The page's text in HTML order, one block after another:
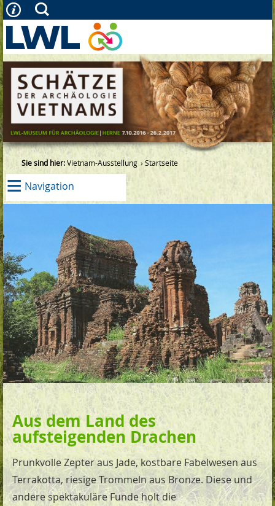
Sie sind hier:Vietnam-Ausstellung Startseite
≡ Navigation
Aus dem Land des
aufsteigenden Drachen
Prunkvolle Zepter aus Jade, kostbare Fabelwesen aus
Terrakotta, riesige Trommeln aus Bronze. Diese und
andere spektakuläre Funde holt die